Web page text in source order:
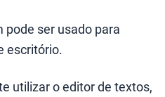
pode ser usado para
escritório.
utilizar o editor de textos,